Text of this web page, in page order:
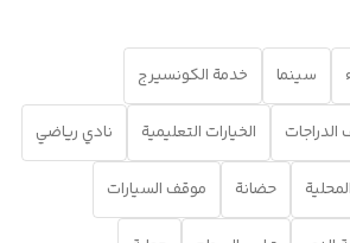
سينما خدمة الكونسيرج
الخيارات التعليمية نادي رياضي
حضانة موقف السيارات